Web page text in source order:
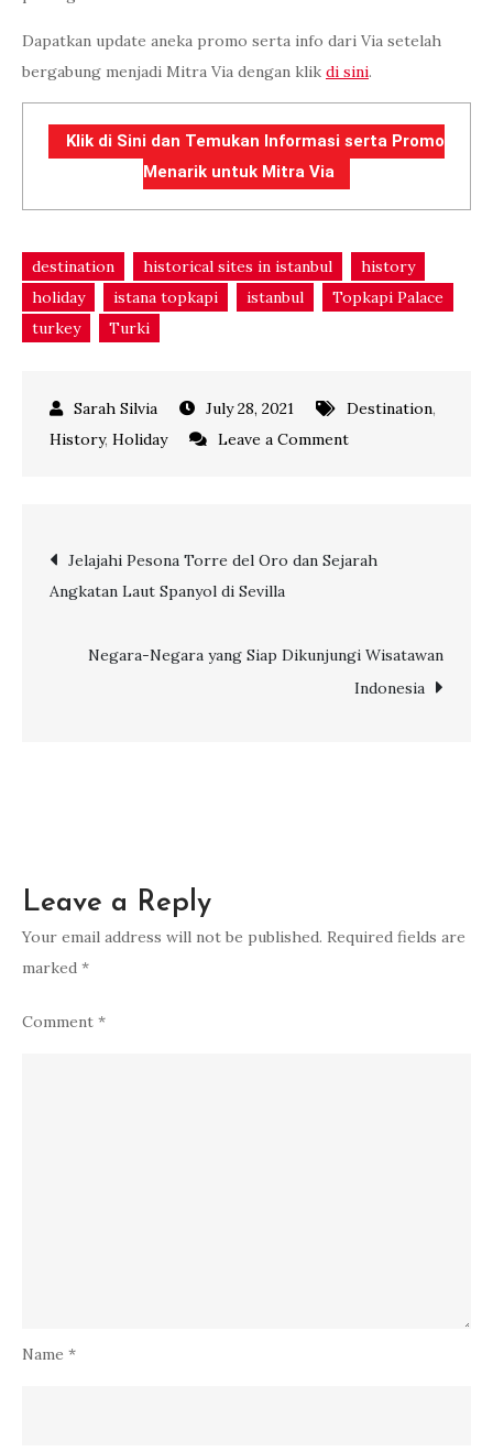
Dapatkan update aneka promo serta info dari Via setelah
bergabung menjadi Mitra Via dengan klik di sini.
Klik di Sini dan Temukan Informasi serta Promo
Menarik untuk Mitra Via
destination historical sites in istanbul
history
holiday
istana topkapi istanbul
Topkapi Palace
turkey
Turki
July 28, 2021 Destination,
History, Holiday Leave a Commenton
SEJARAH
ISTANA
TOPKAPI
Post
navigation
Jelajahi Pesona Torre del Oro dan Sejarah
Angkatan Laut Spanyol di Sevilla
Negara-Negara yang Siap Dikunjungi Wisatawan
Indonesia
Leave a Reply
Your email address will not be published. Required fields are
marked *
Comment *
Name *